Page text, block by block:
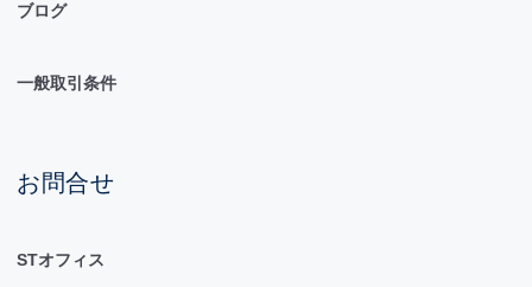
ブログ
一般取引条件
お問合せ
STオフィス